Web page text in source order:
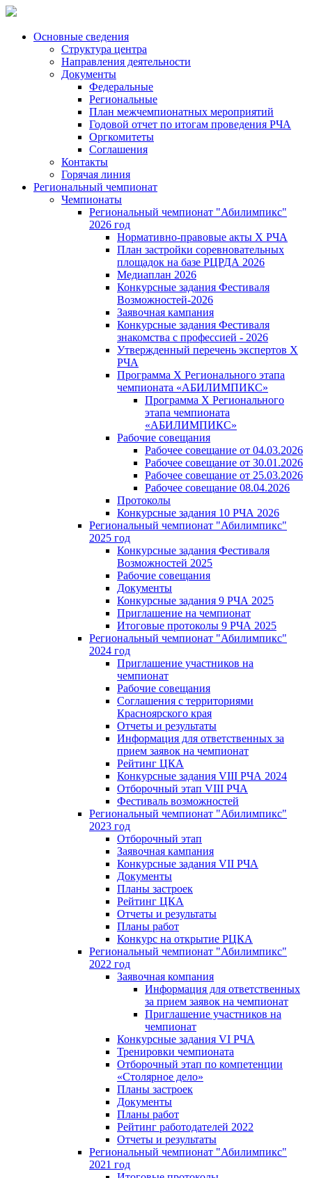
Основные сведения
Структура центра
Направления деятельности
Документы
Федеральные
Региональные
План межчемпионатных мероприятий
Годовой отчет по итогам проведения РЧА
Оргкомитеты
Соглашения
Контакты
Горячая линия
Региональный чемпионат
Чемпионаты
Региональный чемпионат "Абилимпикс"
2026 год
Нормативно-правовые акты Х РЧА
План застройки соревновательных
площадок на базе РЦРДА 2026
Медиаплан 2026
Конкурсные задания Фестиваля
Возможностей-2026
Заявочная кампания
Конкурсные задания Фестиваля
знакомства с профессией - 2026
Утвержденный перечень экспертов X
РЧА
Программа X Регионального этапа
чемпионата «АБИЛИМПИКС»
Программа X Регионального
этапа чемпионата
«АБИЛИМПИКС»
Рабочие совещания
Рабочее совещание от 04.03.2026
Рабочее совещание от 30.01.2026
Рабочее совещание от 25.03.2026
Рабочее совещание 08.04.2026
Протоколы
Конкурсные задания 10 РЧА 2026
Региональный чемпионат "Абилимпикс"
2025 год
Конкурсные задания Фестиваля
Возможностей 2025
Рабочие совещания
Документы
Конкурсные задания 9 РЧА 2025
Приглашение на чемпионат
Итоговые протоколы 9 РЧА 2025
Региональный чемпионат "Абилимпикс"
2024 год
Приглашение участников на
чемпионат
Рабочие совещания
Соглашения с территориями
Красноярского края
Отчеты и результаты
Информация для ответственных за
прием заявок на чемпионат
Рейтинг ЦКА
Конкурсные задания VIII РЧА 2024
Отборочный этап VIII РЧА
Фестиваль возможностей
Региональный чемпионат "Абилимпикс"
2023 год
Отборочный этап
Заявочная кампания
Конкурсные задания VII РЧА
Документы
Планы застроек
Рейтинг ЦКА
Отчеты и результаты
Планы работ
Конкурс на открытие РЦКА
Региональный чемпионат "Абилимпикс"
2022 год
Заявочная компания
Информация для ответственных
за прием заявок на чемпионат
Приглашение участников на
чемпионат
Конкурсные задания VI РЧА
Тренировки чемпионата
Отборочный этап по компетенции
«Столярное дело»
Планы застроек
Документы
Планы работ
Рейтинг работодателей 2022
Отчеты и результаты
Региональный чемпионат "Абилимпикс"
2021 год